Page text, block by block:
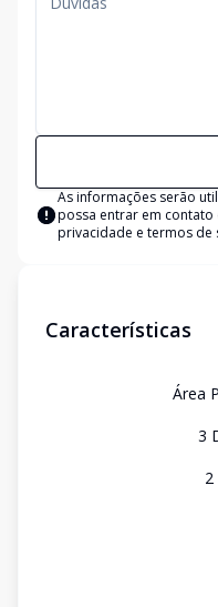
As informações serão
possa entrar em
privacidade e termos de
Características
Área
3
2